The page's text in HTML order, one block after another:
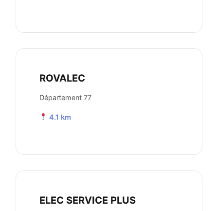
ROVALEC
Département 77
4.1 km
ELEC SERVICE PLUS